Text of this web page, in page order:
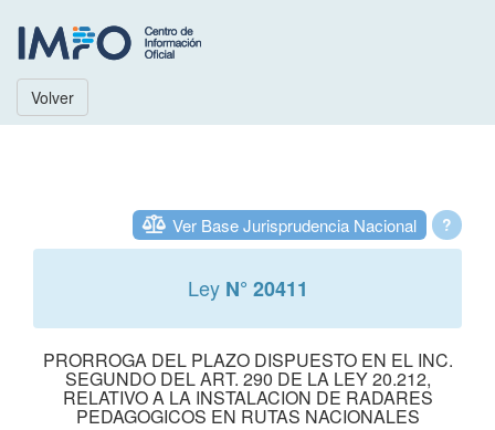
Volver
?
Ver Base Jurisprudencia Nacional
Ley N° 20411
PRORROGA DEL PLAZO DISPUESTO EN EL INC.
SEGUNDO DEL ART. 290 DE LA LEY 20.212,
RELATIVO A LA INSTALACION DE RADARES
PEDAGOGICOS EN RUTAS NACIONALES